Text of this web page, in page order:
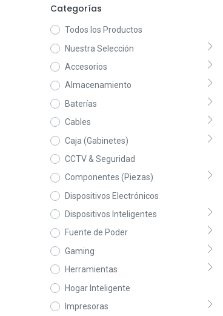
Categorías
Todos los Productos
Nuestra Selección
Accesorios
Almacenamiento
Baterías
Cables
Caja (Gabinetes)
CCTV & Seguridad
Componentes (Piezas)
Dispositivos Electrónicos
Dispositivos Inteligentes
Fuente de Poder
Gaming
Herramientas
Hogar Inteligente
Impresoras